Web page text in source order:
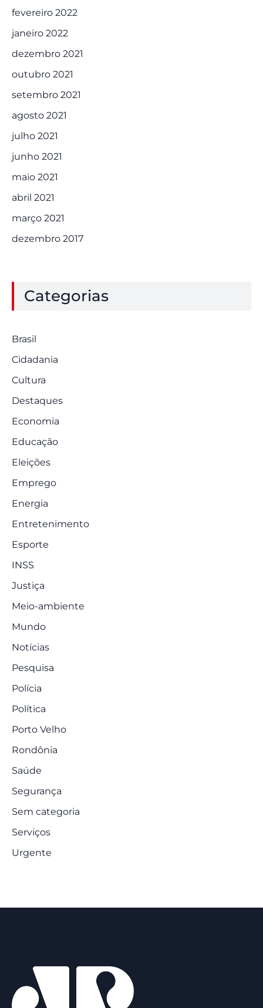
fevereiro 2022
janeiro 2022
dezembro 2021
outubro 2021
setembro 2021
agosto 2021
julho 2021
junho 2021
maio 2021
abril 2021
março 2021
dezembro 2017
Categorias
Brasil
Cidadania
Cultura
Destaques
Economia
Educação
Eleições
Emprego
Energia
Entretenimento
Esporte
INSS
Justiça
Meio-ambiente
Mundo
Notícias
Pesquisa
Polícia
Política
Porto Velho
Rondônia
Saúde
Segurança
Sem categoria
Serviços
Urgente